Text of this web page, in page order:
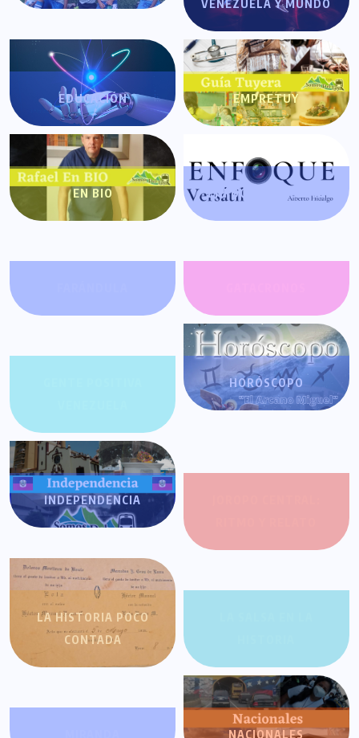
VENEZUELA Y MUNDO
EDUCACIÓN EMPRETUY
EN BIO ENFOQUE VERSÁTIL
HORÓSCOPO
INDEPENDENCIA
LA HISTORIA POCO
CONTADA
NACIONALES